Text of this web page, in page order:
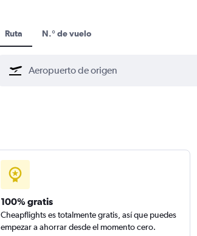
Ruta N.° de vuelo
100% gratis
Cheapflights es totalmente gratis, así que puedes
empezar a ahorrar desde el momento cero.